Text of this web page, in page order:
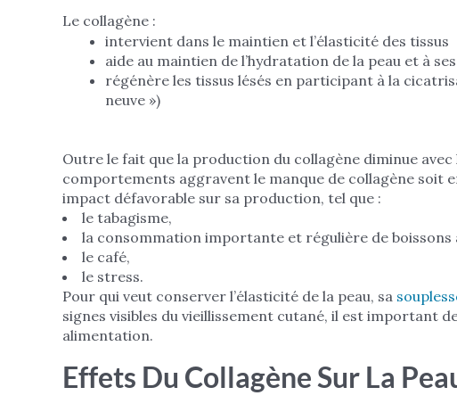
Le collagène :
intervient dans le maintien et l’élasticité des tissus
aide au maintien de l’hydratation de la peau et à
régénère les tissus lésés en participant à la
neuve »)
Outre le fait que la production du collagène diminue
comportements aggravent le manque de collagène soit
impact défavorable sur sa production, tel que :
le tabagisme,
la consommation importante et régulière de boissons
le café,
le stress.
Pour qui veut conserver l’élasticité de la peau, sa
signes visibles du vieillissement cutané, il est important
alimentation.
Effets Du Collagène Sur La